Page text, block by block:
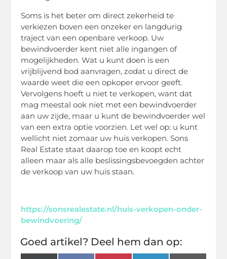
Soms is het beter om direct zekerheid te
verkiezen boven een onzeker en langdurig
traject van een openbare verkoop. Uw
bewindvoerder kent niet alle ingangen of
mogelijkheden. Wat u kunt doen is een
vrijblijvend bod aanvragen, zodat u direct de
waarde weet die een opkoper ervoor geeft.
Vervolgens hoeft u niet te verkopen, want dat
mag meestal ook niet met een bewindvoerder
aan uw zijde, maar u kunt de bewindvoerder wel
van een extra optie voorzien. Let wel op: u kunt
wellicht niet zomaar uw huis verkopen. Sons
Real Estate staat daarop toe en koopt echt
alleen maar als alle beslissingsbevoegden achter
de verkoop van uw huis staan.
https://sonsrealestate.nl/huis-verkopen-onder-
bewindvoering/
Goed artikel? Deel hem dan op: